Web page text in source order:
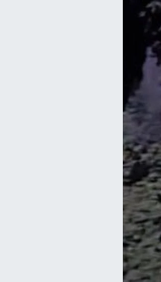
TV REHBERİ